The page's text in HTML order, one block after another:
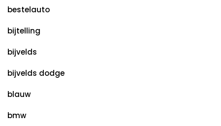
bestelauto
bijtelling
bijvelds
bijvelds dodge
blauw
bmw